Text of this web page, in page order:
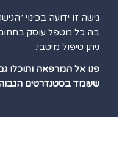
גישה זו ידועה בכינוי
בה כל מטפל עוסק
ניתן טיפול מיטבי.
פנו אל המרפאה ותוכלו
שעומד בסטנדרטים